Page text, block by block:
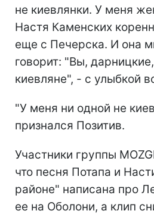
не киевлянки. У меня
Настя Каменских
еще с Печерска. И она
говорит: "Вы,
киевляне", - с улыбкой
"У меня ни одной не
признался Позитив.
Участники группы
что песня Потапа и
районе" написана про
ее на Оболони, а клип